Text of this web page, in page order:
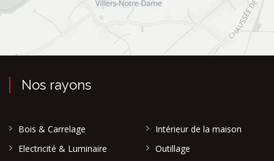
Nos rayons
Bois & Carrelage
Electricité & Luminaire
Intérieur de la maison
Outillage